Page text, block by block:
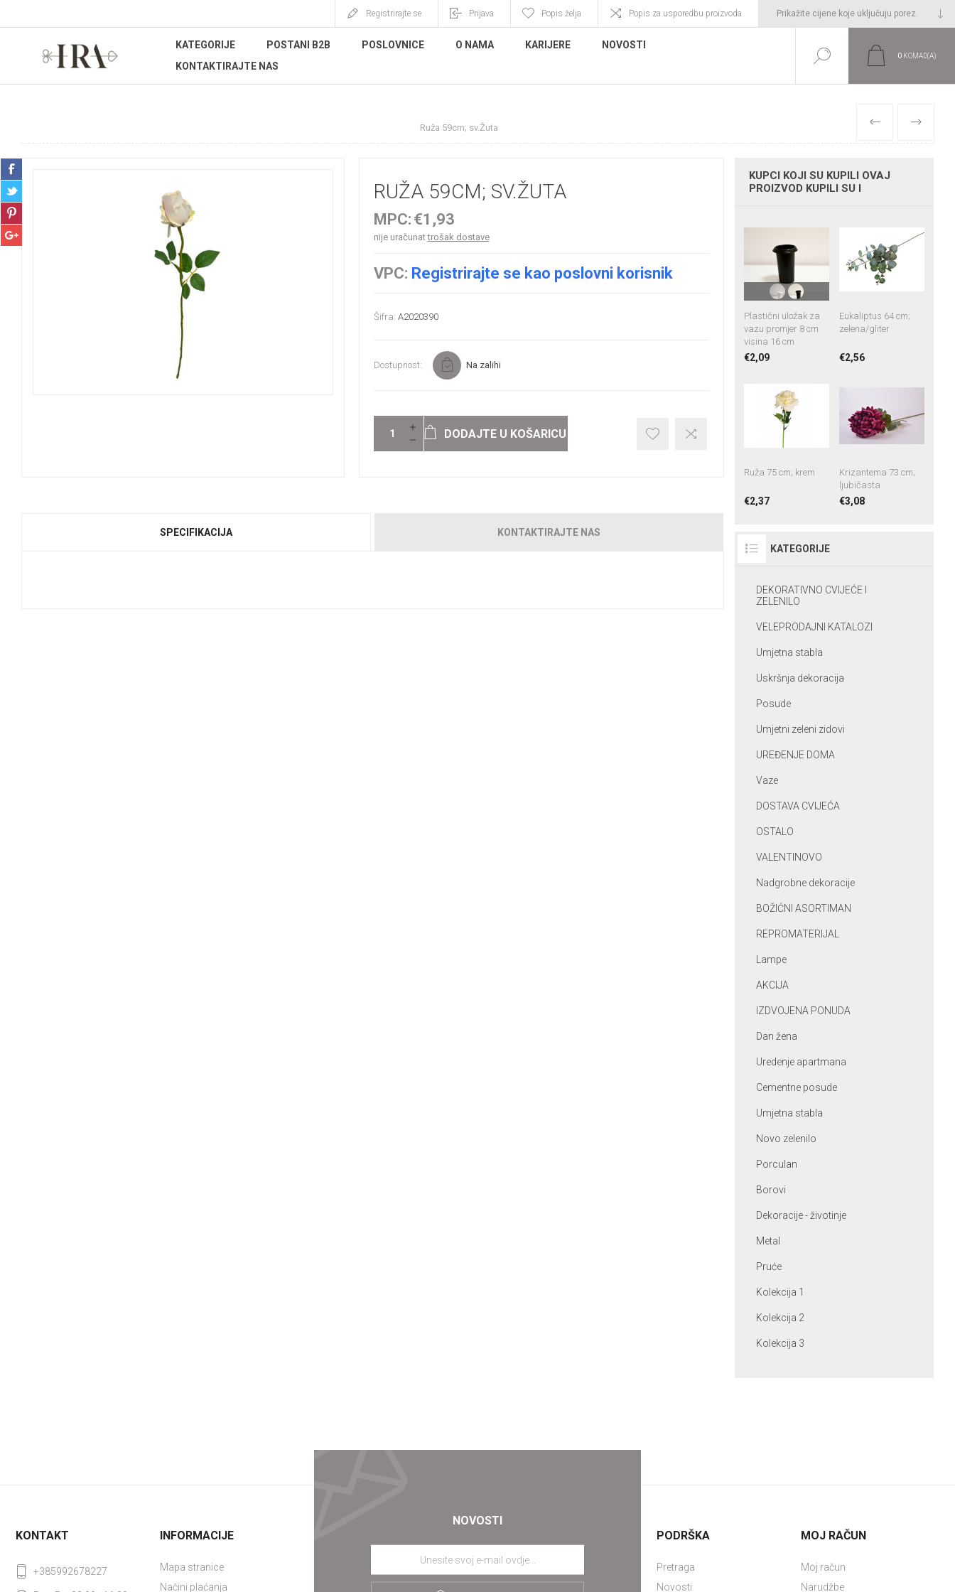
Registrirajte se Prijava Popis želja Popis za usporedbu proizvoda
KATEGORIJE POSTANI B2B POSLOVNICE O NAMA KARIJERE
NOVOSTI
KONTAKTIRAJTE NAS
0 KOMAD(A)
Ruža 59cm; sv.Žuta PRETHODNI
SLIJEDEĆI
RUŽA 59CM; SV.ŽUTA
MPC: €1,93
nije uračunattrošak dostave
VPC: Registrirajte se kao poslovni korisnik
Šifra: A2020390
Dostupnost: Na zalihi
DODAJTE U KOŠARICU
SPECIFIKACIJA KONTAKTIRAJTE NAS
KUPCI KOJI SU KUPILI OVAJ
PROIZVOD KUPILI SU I
Plastični uložak za
vazu promjer 8 cm
visina 16 cm
€2,09
Eukaliptus 64 cm;
zelena/gliter
€2,56
Ruža 75 cm; krem
€2,37
Krizantema 73 cm;
ljubičasta
€3,08
KATEGORIJE
DEKORATIVNO CVIJEĆE I
ZELENILO
VELEPRODAJNI KATALOZI
Umjetna stabla
Uskršnja dekoracija
Posude
Umjetni zeleni zidovi
UREĐENJE DOMA
Vaze
DOSTAVA CVIJEĆA
OSTALO
VALENTINOVO
Nadgrobne dekoracije
BOŽIĆNI ASORTIMAN
REPROMATERIJAL
Lampe
AKCIJA
IZDVOJENA PONUDA
Dan žena
Uredenje apartmana
Cementne posude
Umjetna stabla
Novo zelenilo
Porculan
Borovi
Dekoracije - životinje
Metal
Pruće
Kolekcija 1
Kolekcija 2
Kolekcija 3
NOVOSTI
KONTAKT
+385992678227
INFORMACIJE
Mapa stranice
Načini plaćanja
PODRŠKA
Pretraga
Novosti
MOJ RAČUN
Moj račun
Narudžbe